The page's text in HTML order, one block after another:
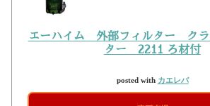
エーハイム 外部フィルター クラ
ター 2211 ろ材付
posted with カエレバ